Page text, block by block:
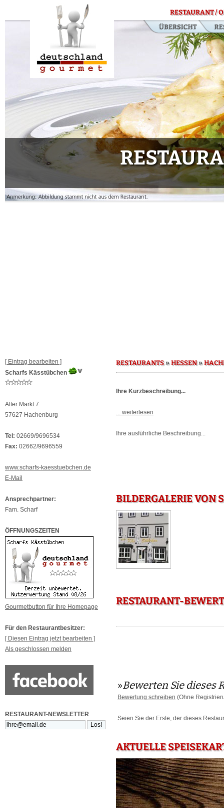
RESTAURANT /
[ Eintrag bearbeiten ]
Scharfs Kässtübchen
Alter Markt 7
57627 Hachenburg
Tel: 02669/9696534
Fax: 02662/9696559
www.scharfs-kaesstuebchen.de
E-Mail
Ansprechpartner:
Fam. Scharf
ÖFFNUNGSZEITEN
Gourmetbutton für Ihre Homepage
Für den Restaurantbesitzer:
[ Diesen Eintrag jetzt bearbeiten ]
Als geschlossen melden
RESTAURANT-NEWSLETTER
RESTAURANTS»HESSEN»
Ihre Kurzbeschreibung...
... weiterlesen
Ihre ausführliche Beschreibung...
BILDERGALERIE VON
RESTAURANT-
»Bewerten Sie dieses
Bewertung schreiben (Ohne
Seien Sie der Erste, der dieses
AKTUELLE